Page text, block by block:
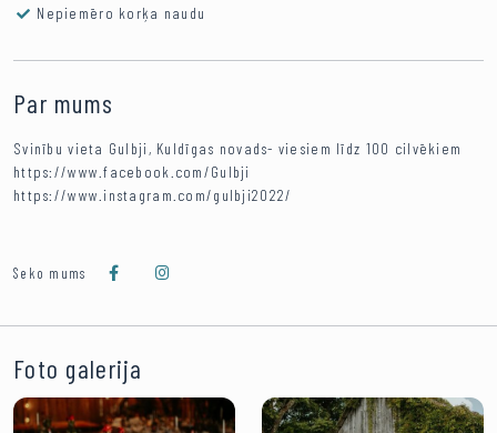
Nepiemēro korķa naudu
Par mums
Svinību vieta Gulbji, Kuldīgas novads- viesiem līdz 100 cilvēkiem
https://www.facebook.com/Gulbji
https://www.instagram.com/gulbji2022/
Seko mums
Foto galerija